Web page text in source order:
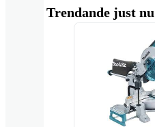
Trendande just nu